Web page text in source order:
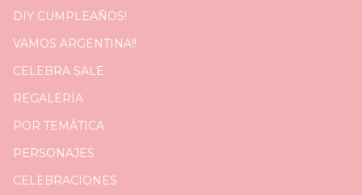
DIY CUMPLEAÑOS!
VAMOS ARGENTINA!!
CELEBRA SALE
REGALERÍA
POR TEMÁTICA
PERSONAJES
CELEBRACIONES